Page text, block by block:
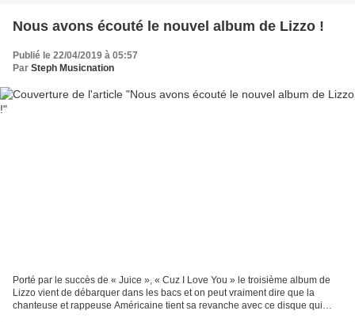
Nous avons écouté le nouvel album de Lizzo !
Publié le 22/04/2019 à 05:57
Par Steph Musicnation
Porté par le succès de « Juice », « Cuz I Love You » le troisième album de
Lizzo vient de débarquer dans les bacs et on peut vraiment dire que la
chanteuse et rappeuse Américaine tient sa revanche avec ce disque qui